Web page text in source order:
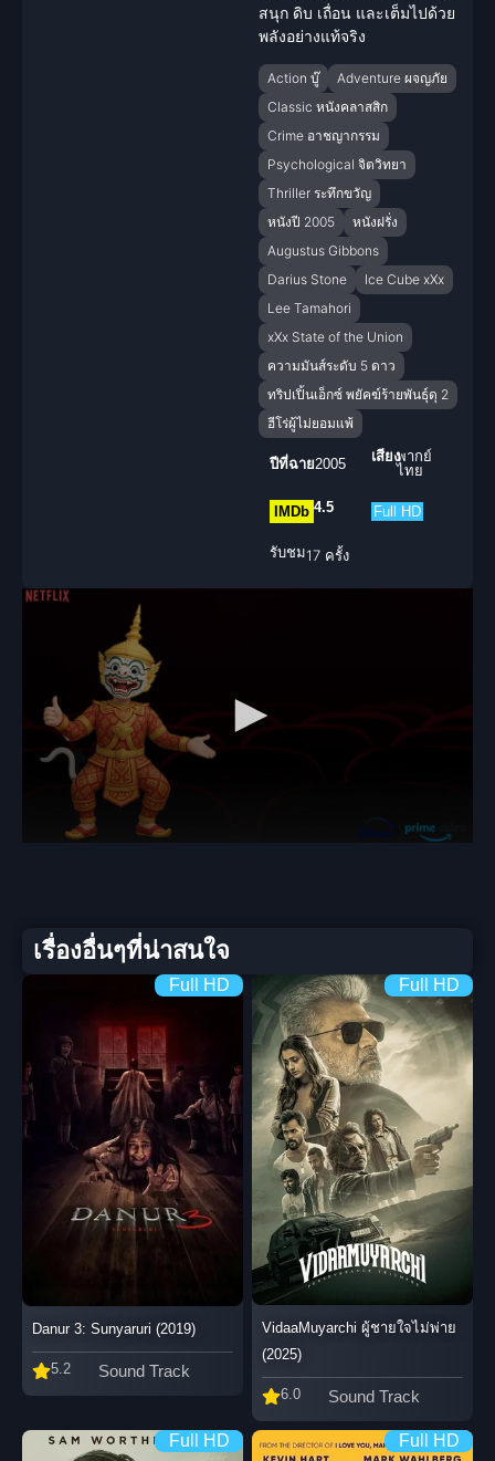
สนุก ดิบ เถื่อน และเต็มไปด้วย
พลังอย่างแท้จริง
Action บู๊
Adventure ผจญภัย
Classic หนังคลาสสิก
Crime อาชญากรรม
Psychological จิตวิทยา
Thriller ระทึกขวัญ
หนังปี 2005
หนังฝรั่ง
Augustus Gibbons
Darius Stone
Ice Cube xXx
Lee Tamahori
xXx State of the Union
ความมันส์ระดับ 5 ดาว
ทริปเปิ้นเอ็กซ์ พยัคฆ์ร้ายพันธุ์ดุ 2
ฮีโร่ผู้ไม่ยอมแพ้
ปีที่ฉาย2005 เสียงพากย์
ไทย
IMDb 4.5 Full HD
รับชม17 ครั้ง
เรื่องอื่นๆที่น่าสนใจ
Full HD
Danur 3: Sunyaruri (2019)
5.2 Sound Track
Full HD
VidaaMuyarchi ผู้ชายใจไม่พ่าย
(2025)
6.0 Sound Track
Full HD Full HD